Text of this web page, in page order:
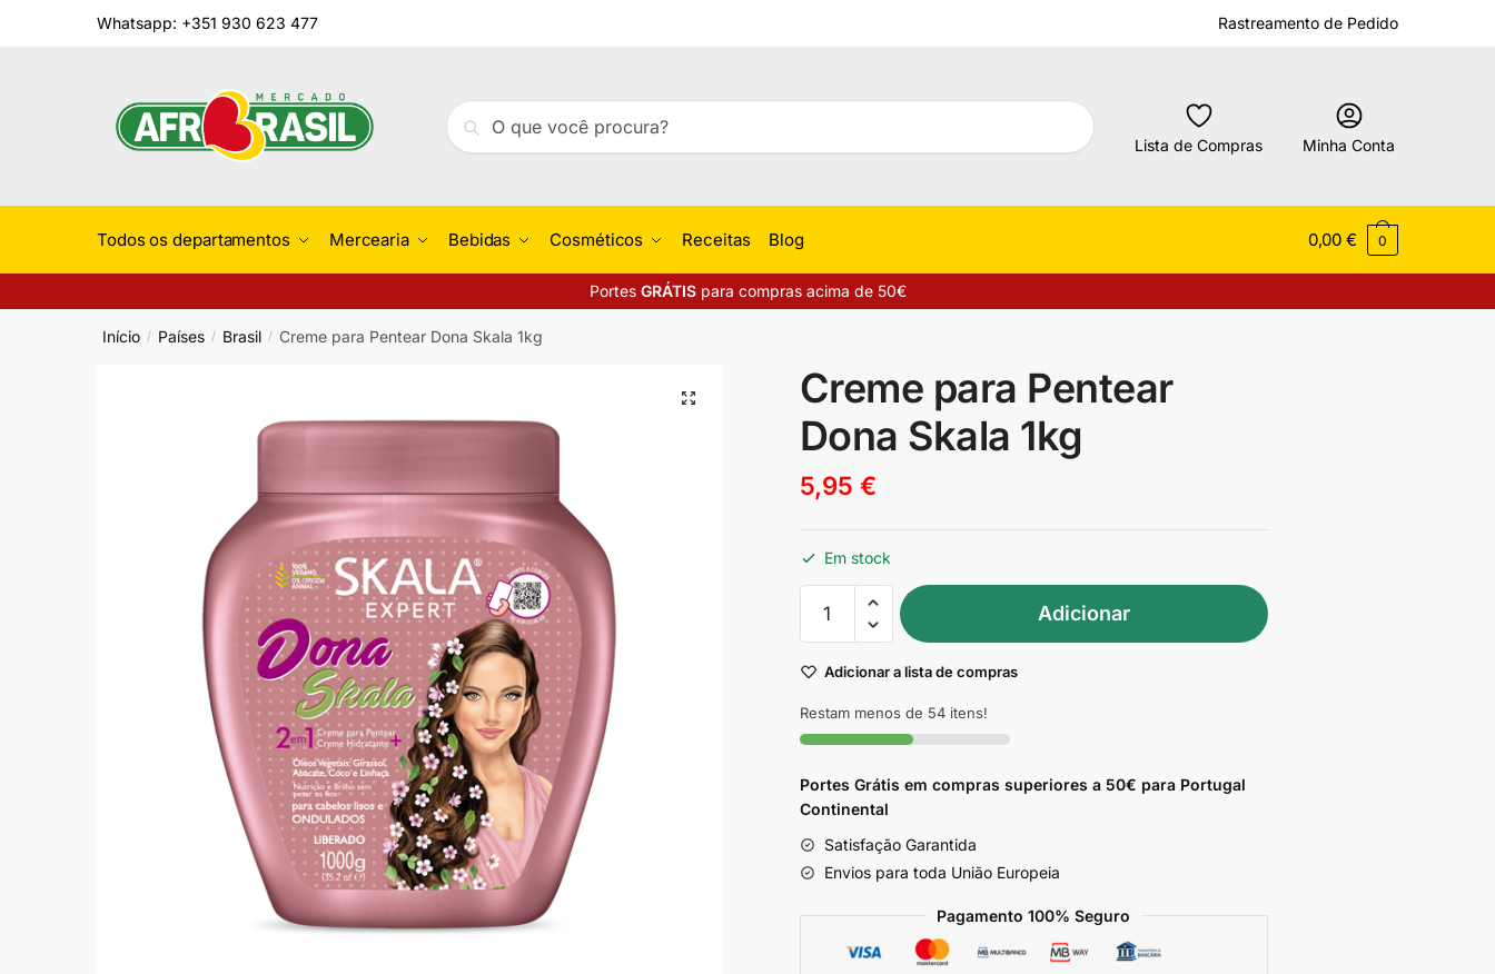
Whatsapp: +351 930 623 477 Rastreamento de Pedido
Pesquisar
por:
Pesquisa
Lista de Compras Minha Conta
Todos os departamentos Mercearia Bebidas Cosméticos Receitas Blog 0,00€ 0
Portes GRÁTISpara compras acima de 50€
Início / Países / Brasil / Creme para Pentear Dona Skala 1kg
🔍
Creme para Pentear
Dona Skala 1kg
5,95 €
Em stock
Quantidade
para
Pentear
Dona
1kg
Adicionar
Adicionar a lista de compras
Restam menos de 54 itens!
Portes Grátis em compras superiores a 50€ para Portugal
Continental
Satisfação Garantida
Envios para toda União Europeia
Pagamento 100% Seguro